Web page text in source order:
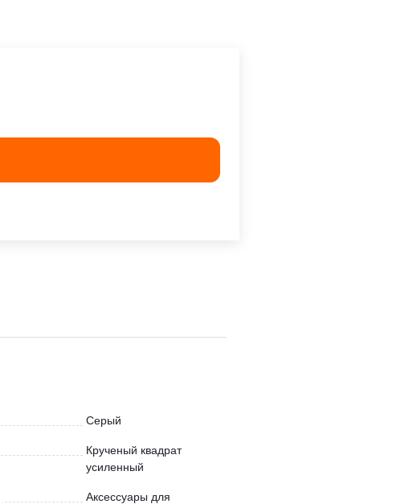
Серый
Крученый квадрат
усиленный
Аксессуары для